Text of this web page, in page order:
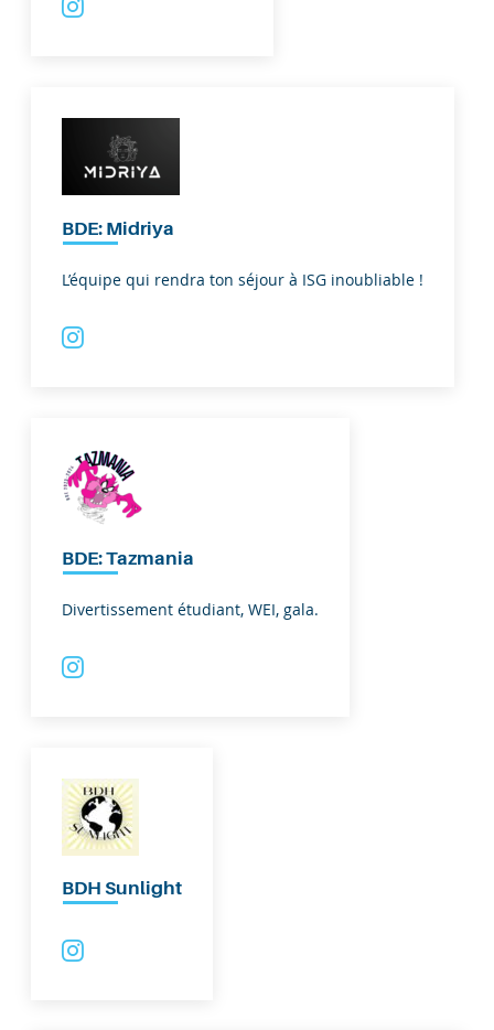
BDE: Midriya
L’équipe qui rendra ton séjour à ISG inoubliable !
BDE: Tazmania
Divertissement étudiant, WEI, gala.
BDH Sunlight